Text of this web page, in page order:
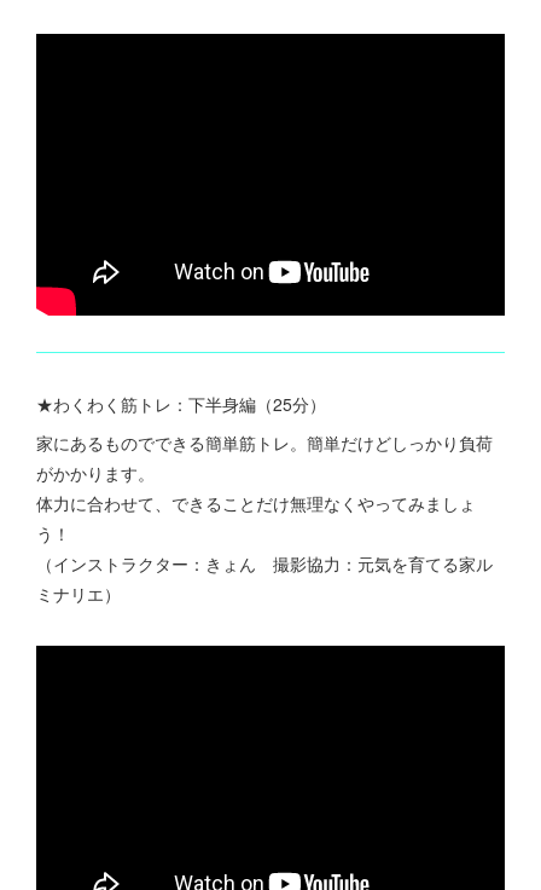
★わくわく筋トレ：下半身編（25分）
家にあるものでできる簡単筋トレ。簡単だけどしっかり負荷
がかかります。
体力に合わせて、できることだけ無理なくやってみましょ
う！
（インストラクター：きょん 撮影協力：元気を育てる家ル
ミナリエ）